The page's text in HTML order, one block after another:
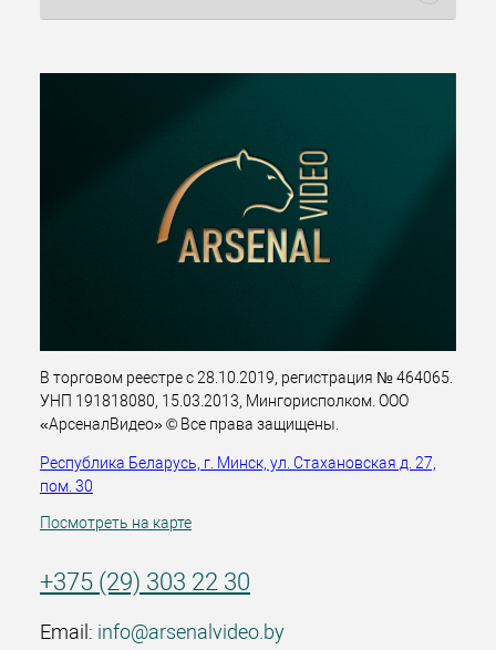
В торговом реестре с 28.10.2019, регистрация № 464065.
УНП 191818080, 15.03.2013, Мингорисполком. ООО
«АрсеналВидео» © Все права защищены.
Республика Беларусь, г. Минск, ул. Стахановская д. 27,
пом. 30
Посмотреть на карте
+375 (29) 303 22 30
Email: info@arsenalvideo.by